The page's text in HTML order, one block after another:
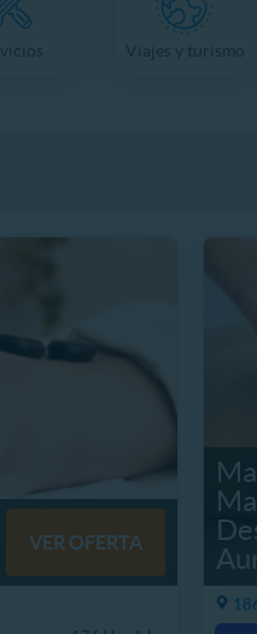
VER OFERTA